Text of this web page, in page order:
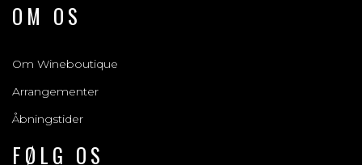
OM OS
Om Wineboutique
Arrangementer
Åbningstider
FØLG OS